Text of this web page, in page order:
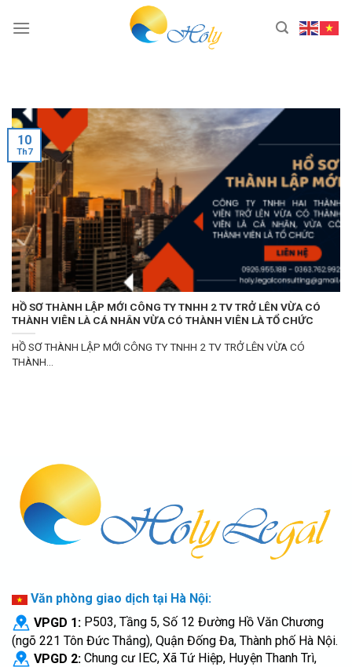
HỒ SƠ THÀNH LẬP MỚI CÔNG TY TNHH 2 TV TRỞ LÊN VỪA CÓ
THÀNH VIÊN LÀ CÁ NHÂN VỪA CÓ THÀNH VIÊN LÀ TỔ CHỨC
HỒ SƠ THÀNH LẬP MỚI CÔNG TY TNHH 2 TV TRỞ LÊN VỪA CÓ
THÀNH...
10
Th7
Văn phòng giao dịch tại Hà Nội:
VPGD 1: P503, Tầng 5, Số 12 Đường Hồ Văn Chương
(ngõ 221 Tôn Đức Thắng), Quận Đống Đa, Thành phố Hà Nội.
VPGD 2: Chung cư IEC, Xã Tứ Hiệp, Huyện Thanh Trì,